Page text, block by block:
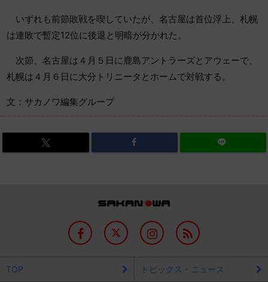
いずれも前節敗戦を喫していたが、名古屋は首位浮上、札幌
は連敗で暫定12位に後退と明暗が分かれた。
次節、名古屋は４月５日に鹿島アントラーズとアウェーで、
札幌は４月６日に大分トリニータとホームで対戦する。
文：サカノワ編集グループ
TOP トピックス・ニュース